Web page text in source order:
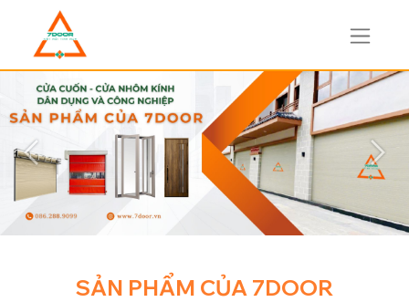
Trước đó Tiếp
SẢN PHẨM CỦA 7DOOR